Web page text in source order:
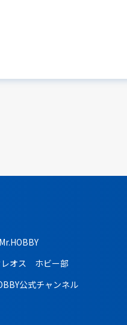
レオス ホビー部
公式チャンネル